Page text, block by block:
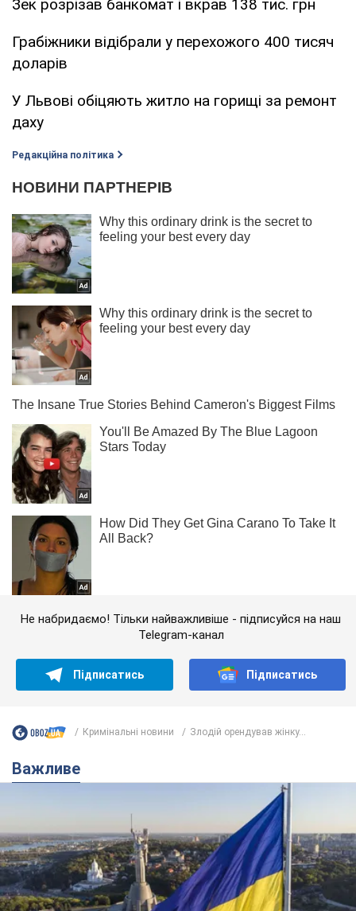
Зек розрізав банкомат і вкрав 138 тис. грн
Грабіжники відібрали у перехожого 400 тисяч
доларів
У Львові обіцяють житло на горищі за ремонт
даху
Редакційна політика
Не набридаємо! Тільки найважливіше - підписуйся на наш
Telegram-канал
Підписатись Підписатись
Кримінальні новини Злодій орендував жінку...
Важливе